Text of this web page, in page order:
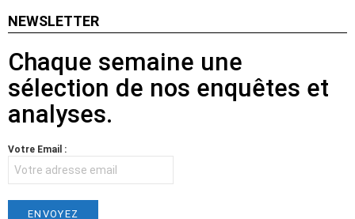
NEWSLETTER
Chaque semaine une
sélection de nos enquêtes et
analyses.
Votre Email :